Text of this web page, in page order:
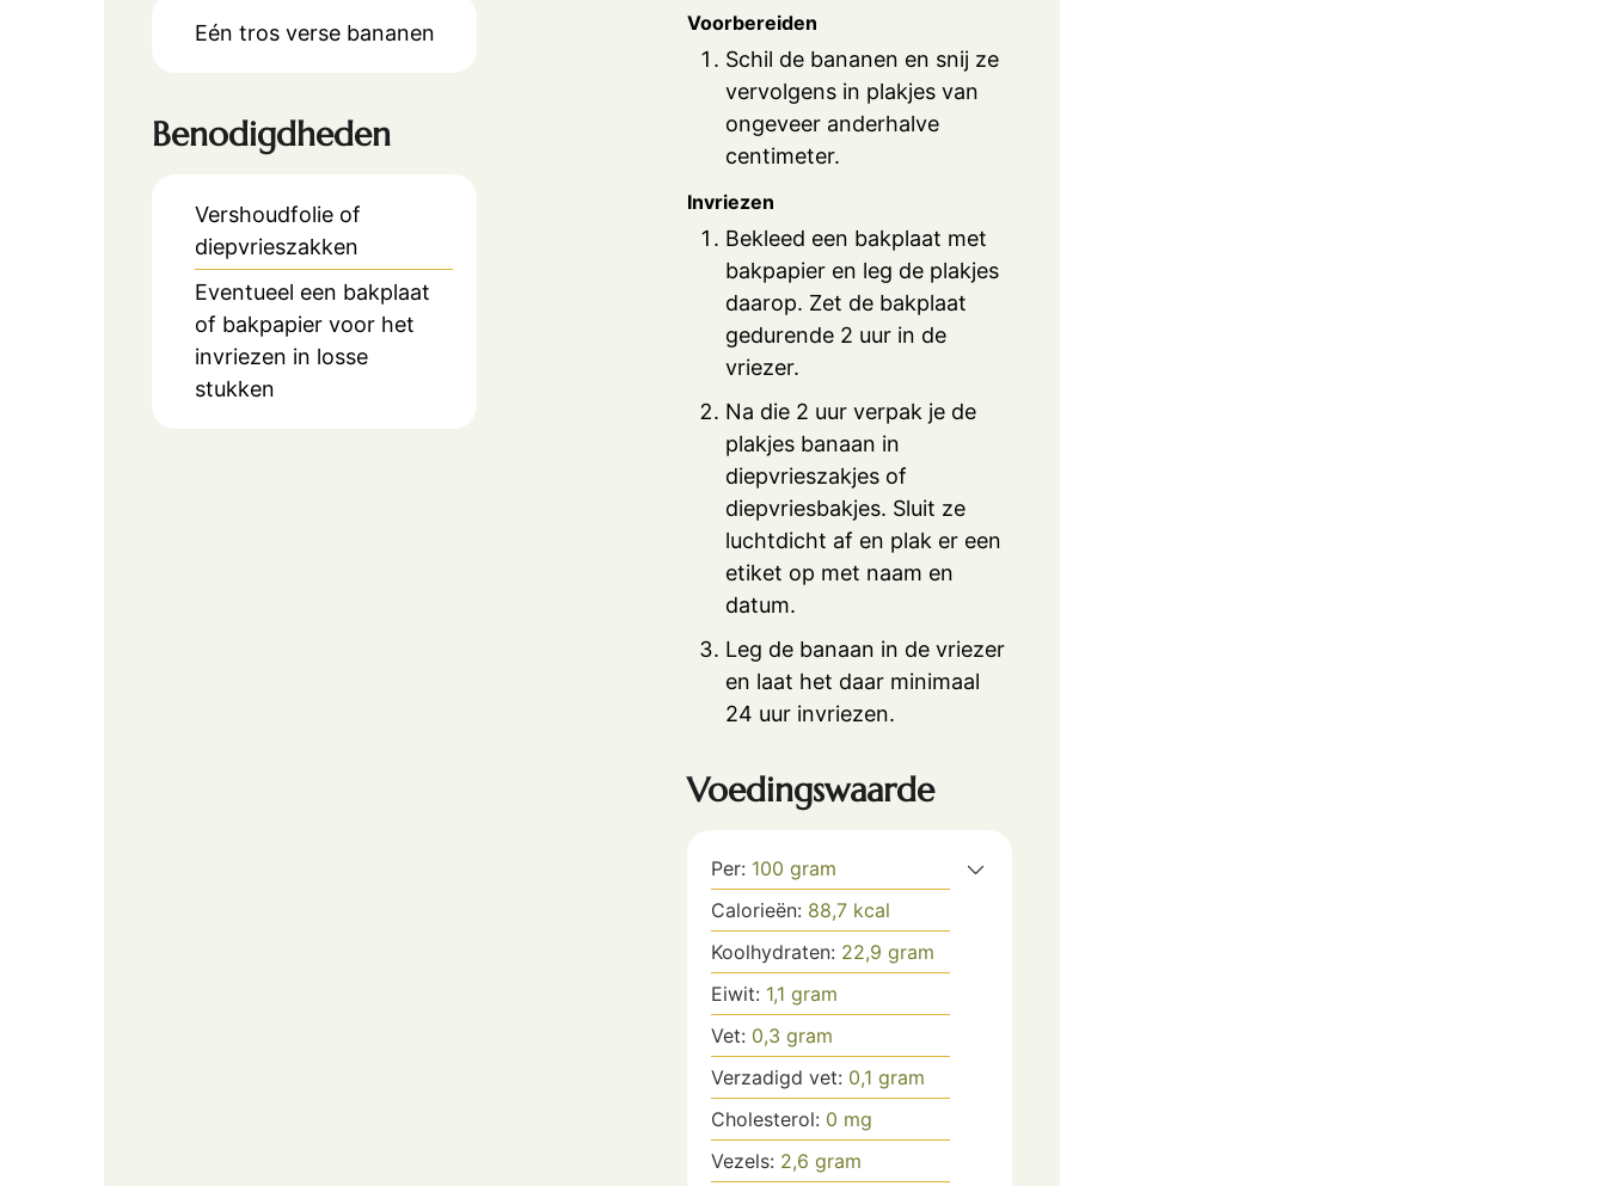
Eén tros verse bananen
Benodigdheden
Vershoudfolie of
diepvrieszakken
Eventueel een bakplaat
of bakpapier voor het
invriezen in losse
stukken
Voorbereiden
Schil de bananen en snij ze
vervolgens in plakjes van
ongeveer anderhalve
centimeter.
Invriezen
Bekleed een bakplaat met
bakpapier en leg de plakjes
daarop. Zet de bakplaat
gedurende 2 uur in de
vriezer.
Na die 2 uur verpak je de
plakjes banaan in
diepvrieszakjes of
diepvriesbakjes. Sluit ze
luchtdicht af en plak er een
etiket op met naam en
datum.
Leg de banaan in de vriezer
en laat het daar minimaal
24 uur invriezen.
Voedingswaarde
Per: 100 gram
Calorieën: 88,7 kcal
Koolhydraten: 22,9 gram
Eiwit: 1,1 gram
Vet: 0,3 gram
Verzadigd vet: 0,1 gram
Cholesterol: 0 mg
Vezels: 2,6 gram